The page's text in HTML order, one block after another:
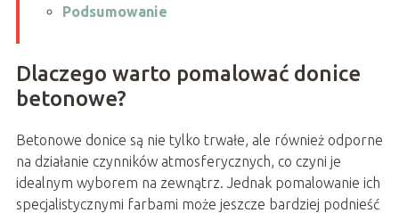
Podsumowanie
Dlaczego warto pomalować donice
betonowe?
Betonowe donice są nie tylko trwałe, ale również odporne
na działanie czynników atmosferycznych, co czyni je
idealnym wyborem na zewnątrz. Jednak pomalowanie ich
specjalistycznymi farbami może jeszcze bardziej podnieść